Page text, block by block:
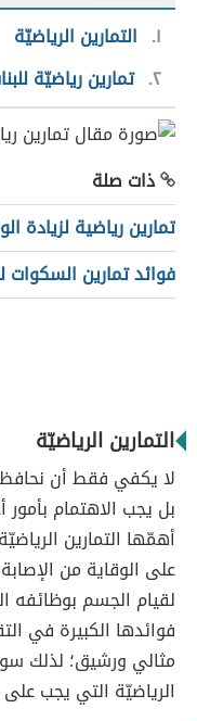
١
التمارين الرياضيّة
٢ تمارين رياضيّة
ذات صلة
تمارين رياضية لزيادة
فوائد تمارين السكوات
التمارين الرياضيّة
لا يكفي فقط أن نحافظ
بل يجب الاهتمام
أهمّها التمارين
على الوقاية من
لقيام الجسم بوظائفه
فوائدها الكبيرة في
مثالي ورشيق؛ لذلك
الرياضيّة التي يجب